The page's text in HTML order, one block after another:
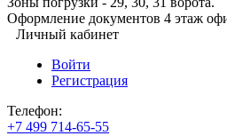
Оформление документов 4 этаж
Личный кабинет
Войти
Регистрация
Телефон:
+7 499 714-65-55